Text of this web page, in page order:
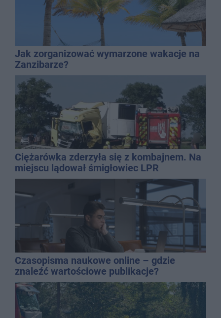
Jak zorganizować wymarzone wakacje na
Zanzibarze?
Ciężarówka zderzyła się z kombajnem. Na
miejscu lądował śmigłowiec LPR
Czasopisma naukowe online – gdzie
znaleźć wartościowe publikacje?